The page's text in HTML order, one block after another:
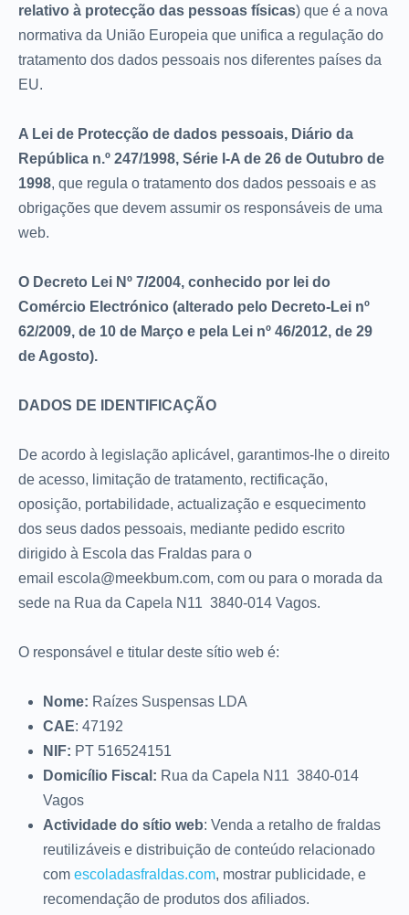
relativo à protecção das pessoas físicas) que é a nova
normativa da União Europeia que unifica a regulação do
tratamento dos dados pessoais nos diferentes países da
EU.
A Lei de Protecção de dados pessoais, Diário da
República n.º 247/1998, Série I-A de 26 de Outubro de
1998, que regula o tratamento dos dados pessoais e as
obrigações que devem assumir os responsáveis de uma
web.
O Decreto Lei Nº 7/2004, conhecido por lei do
Comércio Electrónico (alterado pelo Decreto-Lei nº
62/2009, de 10 de Março e pela Lei nº 46/2012, de 29
de Agosto).
DADOS DE IDENTIFICAÇÃO
De acordo à legislação aplicável, garantimos-lhe o direito
de acesso, limitação de tratamento, rectificação,
oposição, portabilidade, actualização e esquecimento
dos seus dados pessoais, mediante pedido escrito
dirigido à Escola das Fraldas para o
email escola@meekbum.com, com ou para o morada da
sede na Rua da Capela N11 3840-014 Vagos.
O responsável e titular deste sítio web é:
Nome: Raízes Suspensas LDA
CAE: 47192
NIF: PT 516524151
Domicílio Fiscal: Rua da Capela N11 3840-014
Vagos
Actividade do sítio web: Venda a retalho de fraldas
reutilizáveis e distribuição de conteúdo relacionado
com escoladasfraldas.com, mostrar publicidade, e
recomendação de produtos dos afiliados.